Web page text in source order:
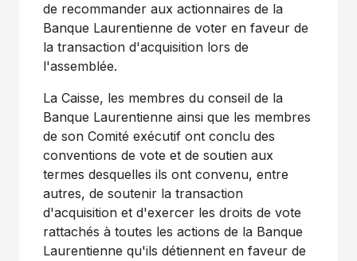
de recommander aux actionnaires de la
Banque Laurentienne de voter en faveur de
la transaction d'acquisition lors de
l'assemblée.
La Caisse, les membres du conseil de la
Banque Laurentienne ainsi que les membres
de son Comité exécutif ont conclu des
conventions de vote et de soutien aux
termes desquelles ils ont convenu, entre
autres, de soutenir la transaction
d'acquisition et d'exercer les droits de vote
rattachés à toutes les actions de la Banque
Laurentienne qu'ils détiennent en faveur de